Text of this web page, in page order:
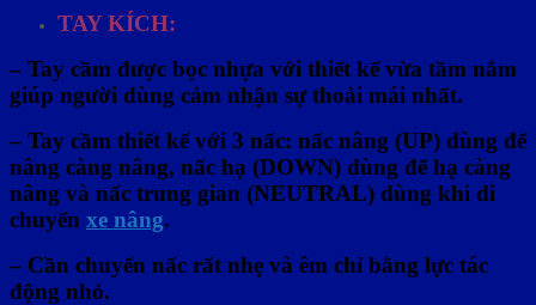
TAYKÍCH:
– Tay cầm được bọc nhựa với thiết kế vừa tầm nắm
giúp người dùng cảm nhận sự thoải mái nhất.
– Tay cầm thiết kế với 3 nấc: nấc nâng (UP) dùng để
nâng càng nâng, nấc hạ (DOWN) dùng để hạ càng
nâng và nấc trung gian (NEUTRAL) dùng khi di
chuyển xe nâng.
– Cần chuyển nấc rất nhẹ và êm chỉ bằng lực tác
động nhỏ.